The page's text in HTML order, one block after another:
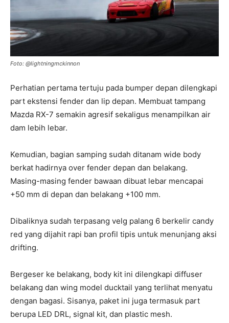
Foto: @lightningmckinnon
Perhatian pertama tertuju pada bumper depan dilengkapi
part ekstensi fender dan lip depan. Membuat tampang
Mazda RX-7 semakin agresif sekaligus menampilkan air
dam lebih lebar.
Kemudian, bagian samping sudah ditanam wide body
berkat hadirnya over fender depan dan belakang.
Masing-masing fender bawaan dibuat lebar mencapai
+50 mm di depan dan belakang +100 mm.
Dibaliknya sudah terpasang velg palang 6 berkelir candy
red yang dijahit rapi ban profil tipis untuk menunjang aksi
drifting.
Bergeser ke belakang, body kit ini dilengkapi diffuser
belakang dan wing model ducktail yang terlihat menyatu
dengan bagasi. Sisanya, paket ini juga termasuk part
berupa LED DRL, signal kit, dan plastic mesh.